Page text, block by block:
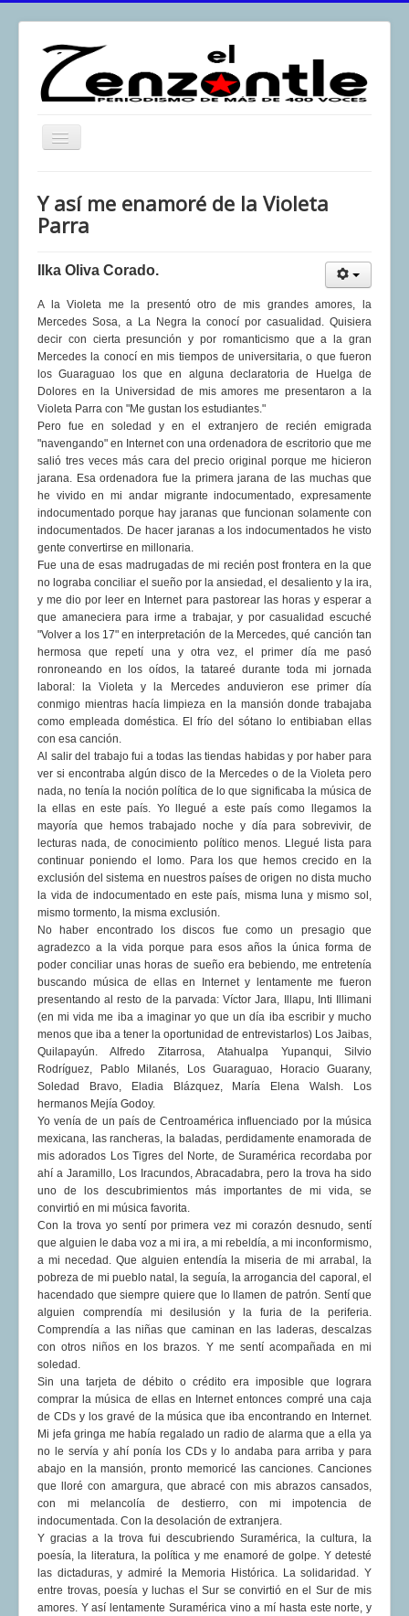
Toggle
El Zenzontle
Análisis
Multimedia
Archivos
Contacto
Afirmación
COMUNERA 67 EN PDF numero de presentación de la
voz de la Casa de los pueblos
Y así me enamoré de la Violeta
Parra
Ilka Oliva Corado.
A la Violeta me la presentó otro de mis grandes amores, la
Mercedes Sosa, a La Negra la conocí por casualidad. Quisiera
decir con cierta presunción y por romanticismo que a la gran
Mercedes la conocí en mis tiempos de universitaria, o que fueron
los Guaraguao los que en alguna declaratoria de Huelga de
Dolores en la Universidad de mis amores me presentaron a la
Violeta Parra con "Me gustan los estudiantes."
Pero fue en soledad y en el extranjero de recién emigrada
"navengando" en Internet con una ordenadora de escritorio que me
salió tres veces más cara del precio original porque me hicieron
jarana. Esa ordenadora fue la primera jarana de las muchas que
he vivido en mi andar migrante indocumentado, expresamente
indocumentado porque hay jaranas que funcionan solamente con
indocumentados. De hacer jaranas a los indocumentados he visto
gente convertirse en millonaria.
Fue una de esas madrugadas de mi recién post frontera en la que
no lograba conciliar el sueño por la ansiedad, el desaliento y la ira,
y me dio por leer en Internet para pastorear las horas y esperar a
que amaneciera para irme a trabajar, y por casualidad escuché
"Volver a los 17" en interpretación de la Mercedes, qué canción tan
hermosa que repetí una y otra vez, el primer día me pasó
ronroneando en los oídos, la tatareé durante toda mi jornada
laboral: la Violeta y la Mercedes anduvieron ese primer día
conmigo mientras hacía limpieza en la mansión donde trabajaba
como empleada doméstica. El frío del sótano lo entibiaban ellas
con esa canción.
Al salir del trabajo fui a todas las tiendas habidas y por haber para
ver si encontraba algún disco de la Mercedes o de la Violeta pero
nada, no tenía la noción política de lo que significaba la música de
la ellas en este país. Yo llegué a este país como llegamos la
mayoría que hemos trabajado noche y día para sobrevivir, de
lecturas nada, de conocimiento político menos. Llegué lista para
continuar poniendo el lomo. Para los que hemos crecido en la
exclusión del sistema en nuestros países de origen no dista mucho
la vida de indocumentado en este país, misma luna y mismo sol,
mismo tormento, la misma exclusión.
No haber encontrado los discos fue como un presagio que
agradezco a la vida porque para esos años la única forma de
poder conciliar unas horas de sueño era bebiendo, me entretenía
buscando música de ellas en Internet y lentamente me fueron
presentando al resto de la parvada: Víctor Jara, Illapu, Inti Illimani
(en mi vida me iba a imaginar yo que un día iba escribir y mucho
menos que iba a tener la oportunidad de entrevistarlos) Los Jaibas,
Quilapayún. Alfredo Zitarrosa, Atahualpa Yupanqui, Silvio
Rodríguez, Pablo Milanés, Los Guaraguao, Horacio Guarany,
Soledad Bravo, Eladia Blázquez, María Elena Walsh. Los
hermanos Mejía Godoy.
Yo venía de un país de Centroamérica influenciado por la música
mexicana, las rancheras, la baladas, perdidamente enamorada de
mis adorados Los Tigres del Norte, de Suramérica recordaba por
ahí a Jaramillo, Los Iracundos, Abracadabra, pero la trova ha sido
uno de los descubrimientos más importantes de mi vida, se
convirtió en mi música favorita.
Con la trova yo sentí por primera vez mi corazón desnudo, sentí
que alguien le daba voz a mi ira, a mi rebeldía, a mi inconformismo,
a mi necedad. Que alguien entendía la miseria de mi arrabal, la
pobreza de mi pueblo natal, la seguía, la arrogancia del caporal, el
hacendado que siempre quiere que lo llamen de patrón. Sentí que
alguien comprendía mi desilusión y la furia de la periferia.
Comprendía a las niñas que caminan en las laderas, descalzas
con otros niños en los brazos. Y me sentí acompañada en mi
soledad.
Sin una tarjeta de débito o crédito era imposible que lograra
comprar la música de ellas en Internet entonces compré una caja
de CDs y los gravé de la música que iba encontrando en Internet.
Mi jefa gringa me había regalado un radio de alarma que a ella ya
no le servía y ahí ponía los CDs y lo andaba para arriba y para
abajo en la mansión, pronto memoricé las canciones. Canciones
que lloré con amargura, que abracé con mis abrazos cansados,
con mi melancolía de destierro, con mi impotencia de
indocumentada. Con la desolación de extranjera.
Y gracias a la trova fui descubriendo Suramérica, la cultura, la
poesía, la literatura, la política y me enamoré de golpe. Y detesté
las dictaduras, y admiré la Memoria Histórica. La solidaridad. Y
entre trovas, poesía y luchas el Sur se convirtió en el Sur de mis
amores. Y así lentamente Suramérica vino a mí hasta este norte, y